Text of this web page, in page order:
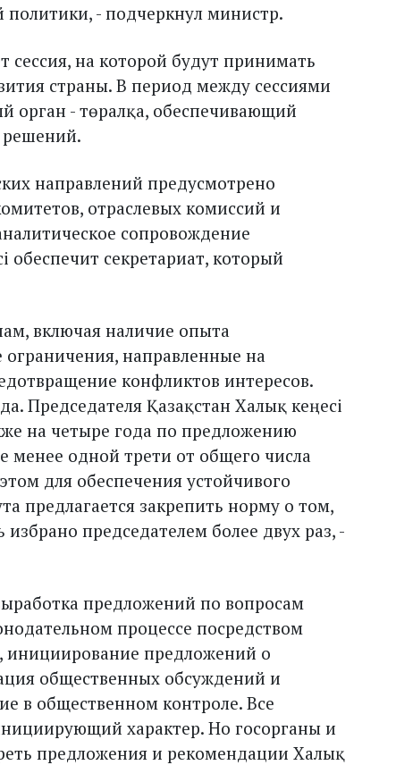
- подчеркнул министр.
на которой будут принимать
страны. В период между сессиями
орган - төралқа, обеспечивающий
решений.
направлений предусмотрено
отраслевых комиссий и
сопровождение
обеспечит секретариат, который
включая наличие опыта
направленные на
конфликтов интересов.
Председателя Қазақстан Халық кеңесі
на четыре года по предложению
одной трети от общего числа
для обеспечения устойчивого
предлагается закрепить норму о том,
председателем более двух раз, -
предложений по вопросам
процессе посредством
инициирование предложений о
общественных обсуждений и
в общественном контроле. Все
характер. Но госорганы и
предложения и рекомендации Халық